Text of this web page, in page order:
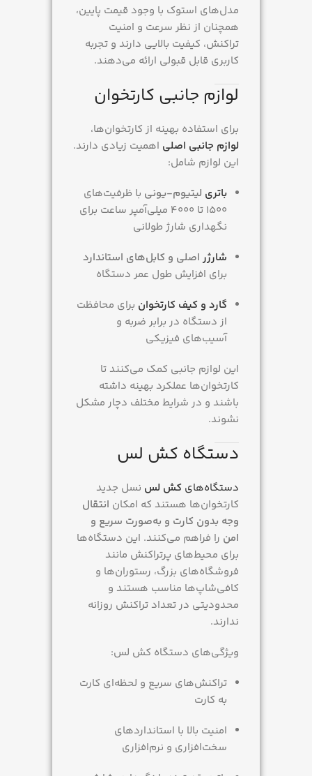
مدل‌های استوک با وجود قیمت پایین،
همچنان از نظر سرعت و امنیت
تراکنش، کیفیت بالایی دارند و تجربه
کاربری قابل قبولی ارائه می‌دهند.
لوازم جانبی کارتخوان
برای استفاده بهینه از کارتخوان‌ها،
لوازم جانبی اصلی اهمیت زیادی دارند.
این لوازم شامل:
باتری لیتیوم-یونی با ظرفیت‌های
۱۵۰۰ تا ۴۰۰۰ میلی‌آمپر ساعت برای
نگهداری شارژ طولانی
شارژر اصلی و کابل‌های استاندارد
برای افزایش طول عمر دستگاه
گارد و کیف کارتخوان برای محافظت
از دستگاه در برابر ضربه و
آسیب‌های فیزیکی
این لوازم جانبی کمک می‌کنند تا
کارتخوان‌ها عملکرد بهینه داشته
باشند و در شرایط مختلف دچار مشکل
نشوند.
دستگاه کش لس
دستگاه‌های کش لس نسل جدید
کارتخوان‌ها هستند که امکان انتقال
وجه بدون کارت و به‌صورت سریع و
امن را فراهم می‌کنند. این دستگاه‌ها
برای محیط‌های پرتراکنش مانند
فروشگاه‌های بزرگ، رستوران‌ها و
کافی‌شاپ‌ها مناسب هستند و
محدودیتی در تعداد تراکنش روزانه
ندارند.
ویژگی‌های دستگاه کش لس:
تراکنش‌های سریع و لحظه‌ای کارت
به کارت
امنیت بالا با استانداردهای
سخت‌افزاری و نرم‌افزاری